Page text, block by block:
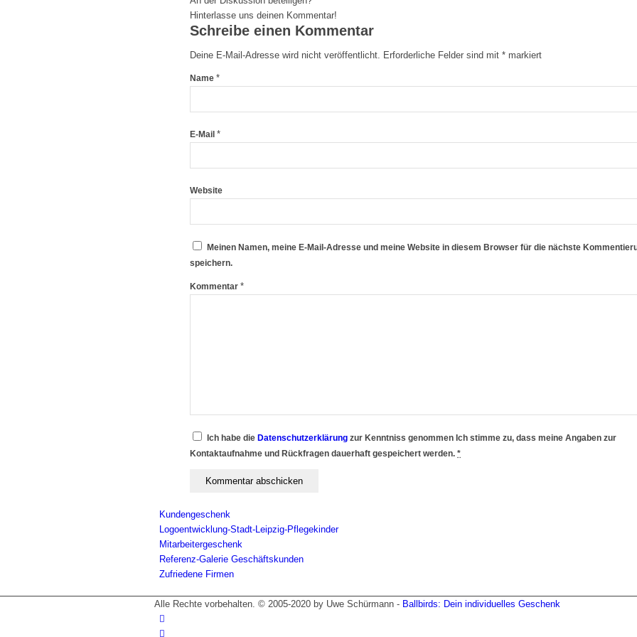
Hinterlasse uns deinen Kommentar!
Schreibe einen Kommentar
Deine E-Mail-Adresse wird nicht veröffentlicht. Erforderliche Felder sind mit * markiert
Name *
E-Mail *
Website
Meinen Namen, meine E-Mail-Adresse und meine Website in diesem Browser für die nächste
speichern.
Kommentar *
Ich habe die Datenschutzerklärung zur Kenntniss genommen Ich stimme zu, dass meine Angaben zur
Kontaktaufnahme und Rückfragen dauerhaft gespeichert werden. *
Kundengeschenk
Logoentwicklung-Stadt-Leipzig-Pflegekinder
Mitarbeitergeschenk
Referenz-Galerie Geschäftskunden
Zufriedene Firmen
Alle Rechte vorbehalten. © 2005-2020 by Uwe Schürmann - Ballbirds: Dein individuelles Geschenk